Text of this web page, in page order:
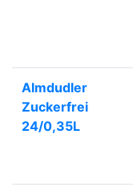
Almdudler
Zuckerfrei
24/0,35L